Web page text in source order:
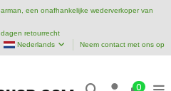
een onafhankelijke wederverkoper van
retourrecht
Nederlands
Neem contact met ons op
0